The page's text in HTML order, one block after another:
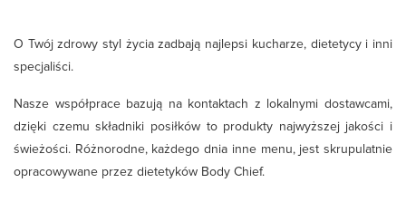
O Twój zdrowy styl życia zadbają najlepsi kucharze, dietetycy i inni
specjaliści.
Nasze współprace bazują na kontaktach z lokalnymi dostawcami,
dzięki czemu składniki posiłków to produkty najwyższej jakości i
świeżości. Różnorodne, każdego dnia inne menu, jest skrupulatnie
opracowywane przez dietetyków Body Chief.